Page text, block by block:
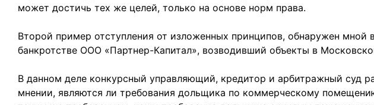
может достичь тех же целей, только на основе норм права.
Второй пример отступления от изложенных принципов, обнаружен мной
банкротстве ООО «Партнер-Капитал», возводивший объекты в
В данном деле конкурсный управляющий, кредитор и арбитражный суд
мнении, являются ли требования дольщика по коммерческому